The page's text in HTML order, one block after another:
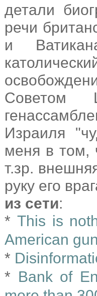
детали
речи
и
Советом
Израиля
меня в том,
т.зр.
руку его
из сети:
* This is
American
*
* Bank of